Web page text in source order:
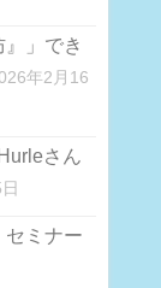
」でき
年2月16
さん
セミナー